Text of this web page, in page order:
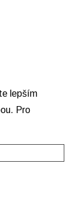
lepším
Pro